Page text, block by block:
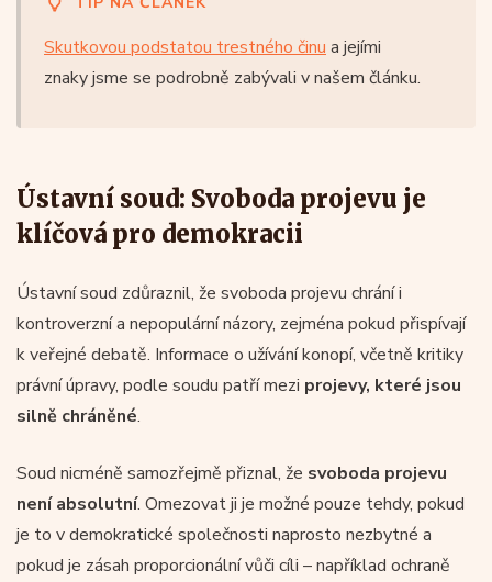
Skutkovou podstatou trestného činu a jejími
znaky jsme se podrobně zabývali v našem článku.
Ústavní soud: Svoboda projevu je
klíčová pro demokracii
Ústavní soud zdůraznil, že svoboda projevu chrání i
kontroverzní a nepopulární názory, zejména pokud přispívají
k veřejné debatě. Informace o užívání konopí, včetně kritiky
právní úpravy, podle soudu patří mezi projevy, které jsou
silně chráněné.
Soud nicméně samozřejmě přiznal, že svoboda projevu
není absolutní. Omezovat ji je možné pouze tehdy, pokud
je to v demokratické společnosti naprosto nezbytné a
pokud je zásah proporcionální vůči cíli – například ochraně